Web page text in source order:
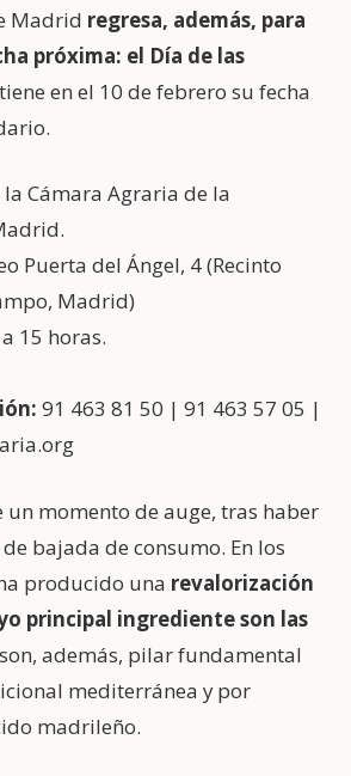
Madrid regresa, además, para
próxima: el Día de las
en el 10 de febrero su fecha
la Cámara Agraria de la
Puerta del Ángel, 4 (Recinto
Madrid)
15 horas.
91 463 81 50 | 91 463 57 05 |
un momento de auge, tras haber
bajada de consumo. En los
producido una revalorización
principal ingrediente son las
además, pilar fundamental
mediterránea y por
madrileño.